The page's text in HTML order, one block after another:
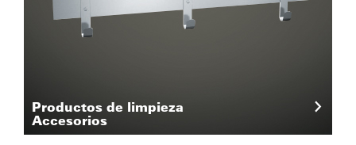
Productos de limpieza
Accesorios